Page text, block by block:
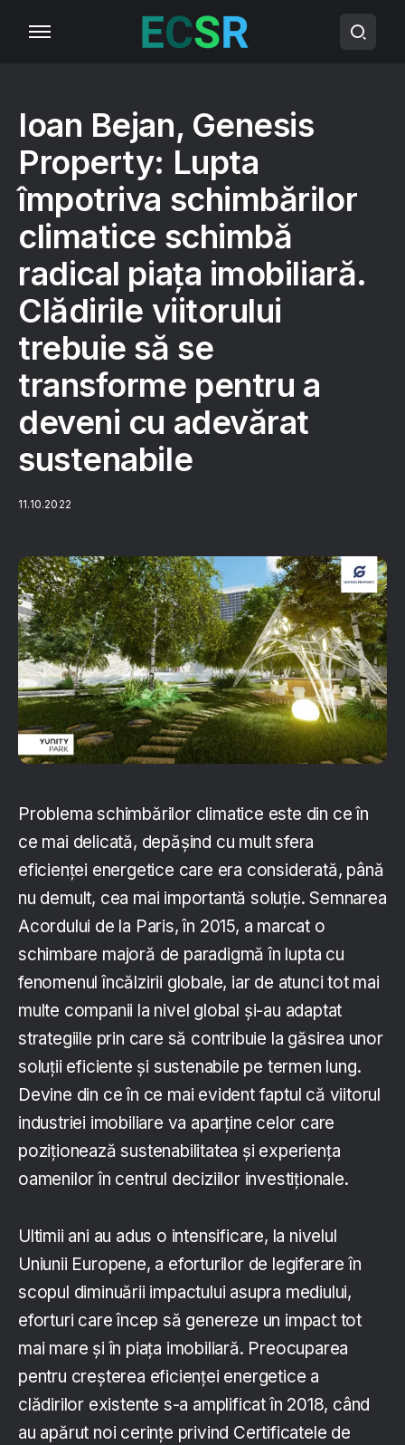
Ioan Bejan, Genesis
Property: Lupta
împotriva schimbărilor
climatice schimbă
radical piața imobiliară.
Clădirile viitorului
trebuie să se
transforme pentru a
deveni cu adevărat
sustenabile
11.10.2022
Problema schimbărilor climatice este din ce în
ce mai delicată, depășind cu mult sfera
eficienței energetice care era considerată, până
nu demult, cea mai importantă soluție. Semnarea
Acordului de la Paris, în 2015, a marcat o
schimbare majoră de paradigmă în lupta cu
fenomenul încălzirii globale, iar de atunci tot mai
multe companii la nivel global și-au adaptat
strategiile prin care să contribuie la găsirea unor
soluții eficiente și sustenabile pe termen lung.
Devine din ce în ce mai evident faptul că viitorul
industriei imobiliare va aparține celor care
poziționează sustenabilitatea și experiența
oamenilor în centrul deciziilor investiționale.
Ultimii ani au adus o intensificare, la nivelul
Uniunii Europene, a eforturilor de legiferare în
scopul diminuării impactului asupra mediului,
eforturi care încep să genereze un impact tot
mai mare și în piața imobiliară. Preocuparea
pentru creșterea eficienței energetice a
clădirilor existente s-a amplificat în 2018, când
au apărut noi cerințe privind Certificatele de